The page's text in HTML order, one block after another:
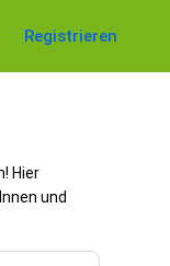
Registrieren
Hier
und